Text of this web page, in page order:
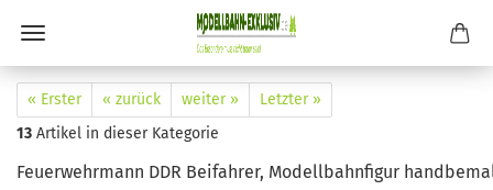
« Erster « zurück weiter »
Letzter »
13 Artikel in dieser Kategorie
Feuerwehrmann DDR Beifahrer, Modellbahnfigur